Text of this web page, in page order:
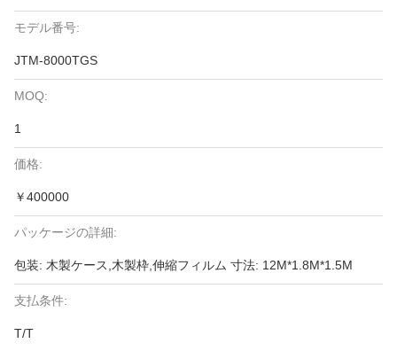
モデル番号:
JTM-8000TGS
MOQ:
1
価格:
￥400000
パッケージの詳細:
包装: 木製ケース,木製枠,伸縮フィルム 寸法: 12M*1.8M*1.5M
支払条件:
T/T